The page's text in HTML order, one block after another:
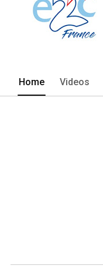
Home Videos